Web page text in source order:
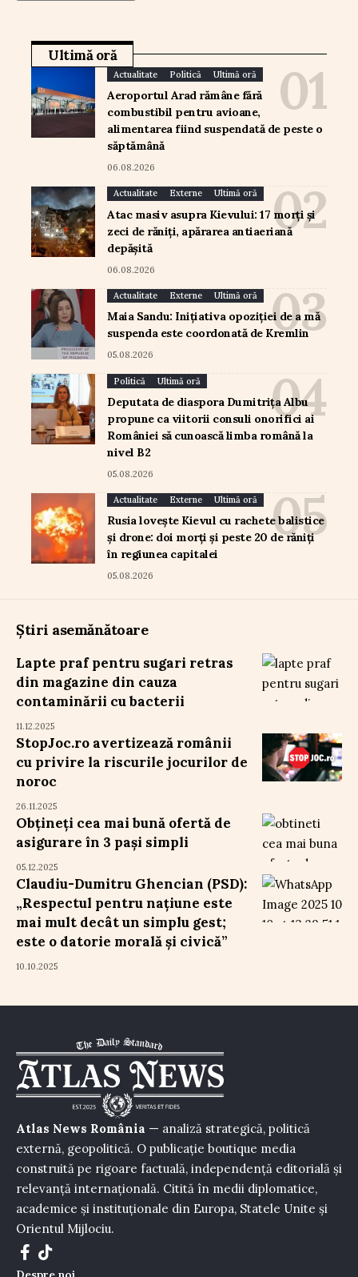
Ultimă oră
Actualitate Politică Ultimă oră
Aeroportul Arad rămâne fără
combustibil pentru avioane,
alimentarea fiind suspendată de peste o
săptămână
06.08.2026
Actualitate Externe Ultimă oră
Atac masiv asupra Kievului: 17 morți și
zeci de răniți, apărarea antiaeriană
depășită
06.08.2026
Actualitate Externe Ultimă oră
Maia Sandu: Inițiativa opoziției de a mă
suspenda este coordonată de Kremlin
05.08.2026
Politică Ultimă oră
Deputata de diaspora Dumitrița Albu
propune ca viitorii consuli onorifici ai
României să cunoască limba română la
nivel B2
05.08.2026
Actualitate Externe Ultimă oră
Rusia lovește Kievul cu rachete balistice
și drone: doi morți și peste 20 de răniți
în regiunea capitalei
05.08.2026
Știri asemănătoare
Lapte praf pentru sugari retras
din magazine din cauza
contaminării cu bacterii
11.12.2025
StopJoc.ro avertizează românii
cu privire la riscurile jocurilor de
noroc
26.11.2025
Obțineți cea mai bună ofertă de
asigurare în 3 pași simpli
05.12.2025
Claudiu-Dumitru Ghencian (PSD):
„Respectul pentru națiune este
mai mult decât un simplu gest;
este o datorie morală și civică”
10.10.2025
Atlas News România — analiză strategică, politică
externă, geopolitică. O publicație boutique media
construită pe rigoare factuală, independență editorială și
relevanță internațională. Citită în medii diplomatice,
academice și instituționale din Europa, Statele Unite și
Orientul Mijlociu.